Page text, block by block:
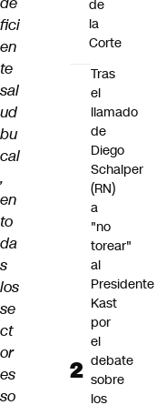
fici
en
te
sal
ud
bu
cal
,
en
to
da
s
los
se
ct
or
es
so
de
la
Corte
Tras
el
llamado
de
Diego
Schalper
(RN)
a
"no
torear"
al
Presidente
Kast
por
el
debate
sobre
los